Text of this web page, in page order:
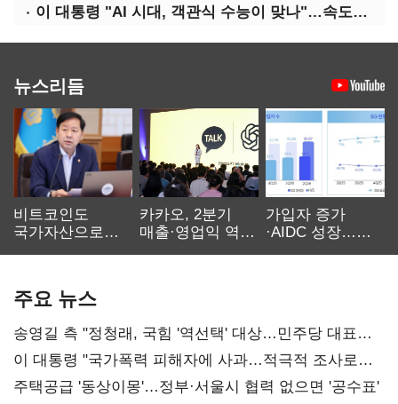
이 대통령 "AI 시대, 객관식 수능이 맞나"…속도전 '경계'
뉴스리듬
비트코인도
국가자산으로…'
카카오, 2분기
매출·영업익 역대
가입자 증가
·AIDC 성장…
주요 뉴스
송영길 측 "정청래, 국힘 '역선택' 대상…민주당 대표로
총선 지휘 못해"
이 대통령 "국가폭력 피해자에 사과…적극적 조사로
진실 밝혀야"
주택공급 '동상이몽'…정부·서울시 협력 없으면 '공수표'